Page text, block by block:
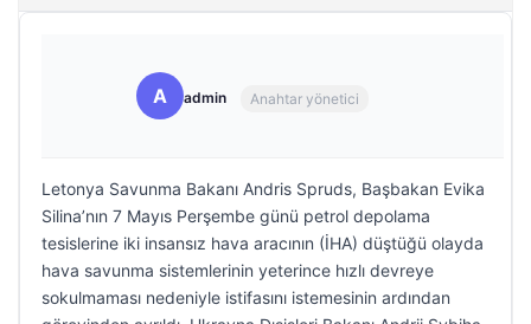
A admin Anahtar yönetici
Letonya Savunma Bakanı Andris Spruds, Başbakan Evika
Silina’nın 7 Mayıs Perşembe günü petrol depolama
tesislerine iki insansız hava aracının (İHA) düştüğü olayda
hava savunma sistemlerinin yeterince hızlı devreye
sokulmaması nedeniyle istifasını istemesinin ardından